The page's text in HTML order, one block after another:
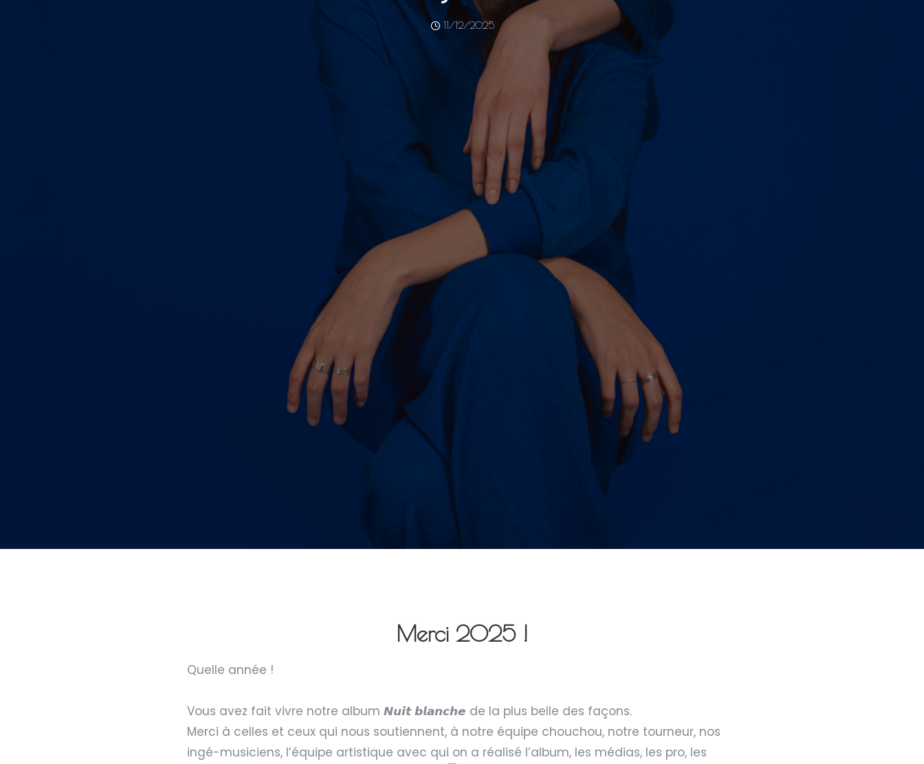
11/12/2025
Merci 2025 !
Quelle année !
Vous avez fait vivre notre album 𝙉𝙪𝙞𝙩 𝙗𝙡𝙖𝙣𝙘𝙝𝙚 de la plus belle des façons.
Merci à celles et ceux qui nous soutiennent, à notre équipe chouchou, notre tourneur, nos
ingé-musiciens, l’équipe artistique avec qui on a réalisé l’album, les médias, les pro, les